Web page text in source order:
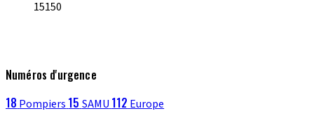
15150
Numéros d'urgence
18 Pompiers 15 SAMU 112 Europe